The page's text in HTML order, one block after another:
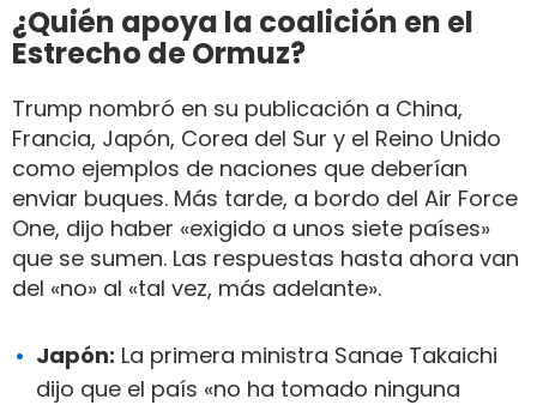
¿Quién apoya la coalición en el
Estrecho de Ormuz?
Trump nombró en su publicación a China,
Francia, Japón, Corea del Sur y el Reino Unido
como ejemplos de naciones que deberían
enviar buques. Más tarde, a bordo del Air Force
One, dijo haber «exigido a unos siete países»
que se sumen. Las respuestas hasta ahora van
del «no» al «tal vez, más adelante».
Japón: La primera ministra Sanae Takaichi
dijo que el país «no ha tomado ninguna